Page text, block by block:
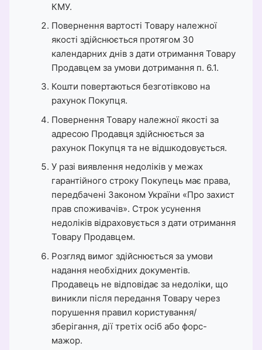
КМУ.
Повернення вартості Товару належної
якості здійснюється протягом 30
календарних днів з дати отримання Товару
Продавцем за умови дотримання п. 6.1.
Кошти повертаються безготівково на
рахунок Покупця.
Повернення Товару належної якості за
адресою Продавця здійснюється за
рахунок Покупця та не відшкодовується.
У разі виявлення недоліків у межах
гарантійного строку Покупець має права,
передбачені Законом України «Про захист
прав споживачів». Строк усунення
недоліків відраховується з дати отримання
Товару Продавцем.
Розгляд вимог здійснюється за умови
надання необхідних документів.
Продавець не відповідає за недоліки, що
виникли після передання Товару через
порушення правил користування/
зберігання, дії третіх осіб або форс-
мажор.